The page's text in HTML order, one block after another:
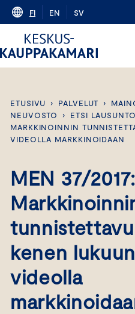
Skip
content
FI EN SV
ETUSIVU › PALVELUT ›
NEUVOSTO
› ETSI
MARKKINOINNIN
VIDEOLLA MARKKINOIDAAN
MEN 37/2017:
kenen lukuun
videolla